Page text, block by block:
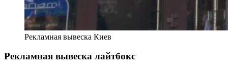
Рекламная вывеска Киев
Рекламная вывеска лайтбокс